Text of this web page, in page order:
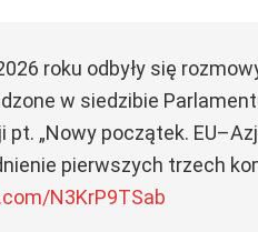
roku odbyły się
w siedzibie
pt. „Nowy początek.
pierwszych trzech
N3KrP9TSab